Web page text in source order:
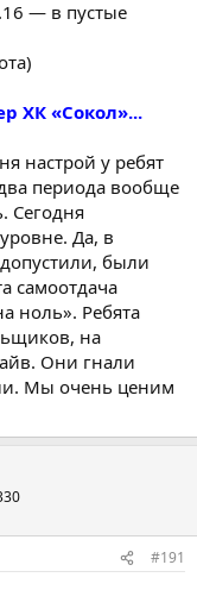
— в пустые
ХК «Сокол»...
настрой у ребят
периода вообще
Сегодня
Да, в
были
самоотдача
ноль». Ребята
на
Они гнали
Мы очень ценим
#191